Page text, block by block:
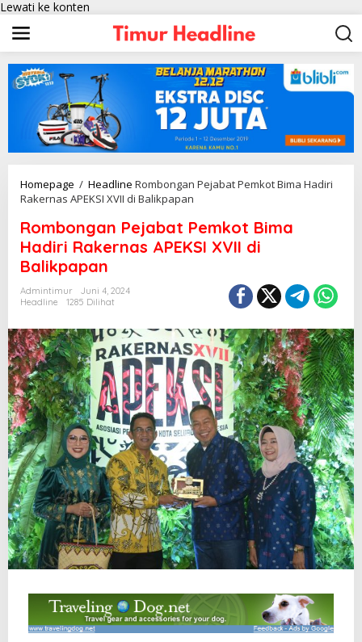
Lewati ke konten
Homepage / Headline Rombongan Pejabat Pemkot Bima Hadiri
Rakernas APEKSI XVII di Balikpapan
Rombongan Pejabat Pemkot Bima
Hadiri Rakernas APEKSI XVII di
Balikpapan
Admintimur
Juni 4, 2024
Headline
1285 Dilihat